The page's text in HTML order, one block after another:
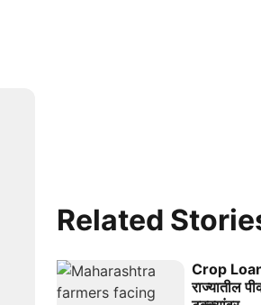
Related
Crop
राज्यातील